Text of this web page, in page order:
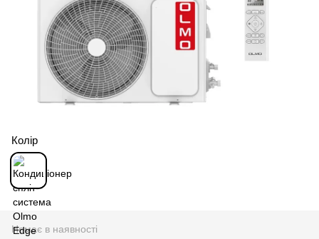
Колір
Немає в наявності